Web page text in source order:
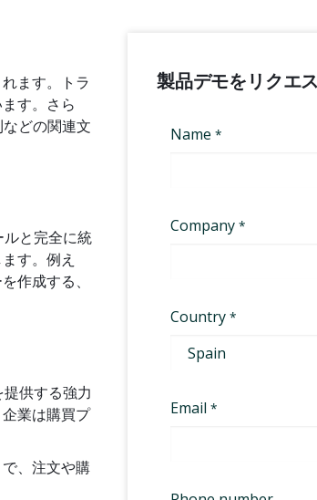
ます。トラ
す。さら
どの関連文
と完全に統
す。例え
作成する、
供する強力
業は購買プ
、注文や購
製品デモをリクエ